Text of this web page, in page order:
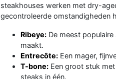
steakhouses werken met dry-
gecontroleerde omstandigheden
Ribeye: De meest
maakt.
Entrecôte: Een mager,
T-bone: Een groot stuk
steaks in één.